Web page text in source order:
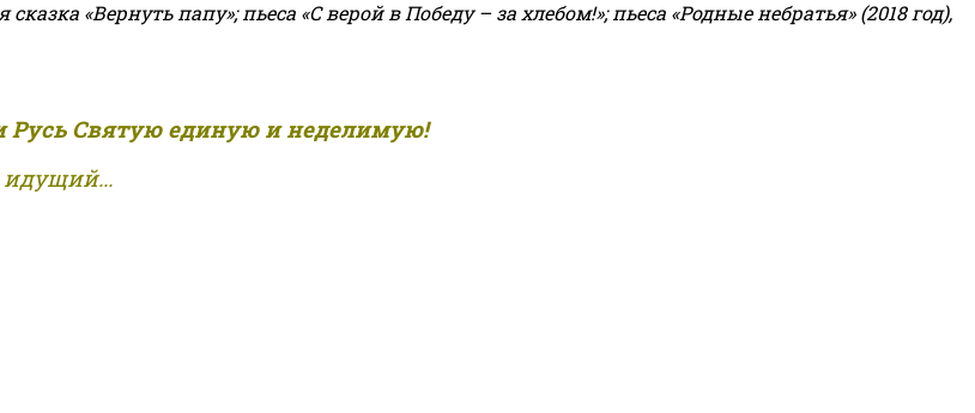
«Вернуть папу»; пьеса «С верой в Победу – за хлебом!»;пьеса «Родные небратья» (2018 год),
Русь Святую единую и неделимую!